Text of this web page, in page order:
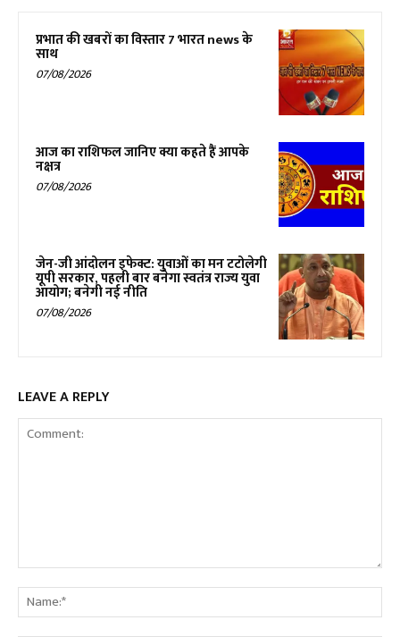
प्रभात की खबरों का विस्तार 7 भारत news के
साथ
07/08/2026
आज का राशिफल जानिए क्या कहते हैं आपके
नक्षत्र
07/08/2026
जेन-जी आंदोलन इफेक्ट: युवाओं का मन टटोलेगी
यूपी सरकार, पहली बार बनेगा स्वतंत्र राज्य युवा
आयोग; बनेगी नई नीति
07/08/2026
LEAVE A REPLY